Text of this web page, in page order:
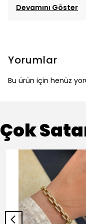
Devamını Göster
Yorumlar
Bu ürün için henüz
Çok